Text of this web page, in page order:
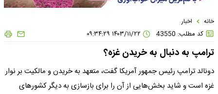
خانه اخبار
کد مطلب: 43550
ترامپ به دنبال به خریدن غزه؟
دونالد ترامپ رئیس جمهور آمریکا گفت، متعهد به خریدن و مالکیت بر نوار
غزه است و شاید بخش‌هایی از آن را برای بازسازی به دیگر کشورهای